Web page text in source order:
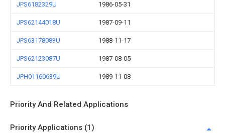
JPS6182329U 1986-05-31
JPS62144018U 1987-09-11
JPS63178083U 1988-11-17
JPS62123087U 1987-08-05
JPH01160639U 1989-11-08
Priority And Related Applications
Priority Applications (1)